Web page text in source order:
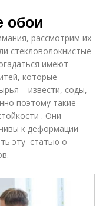
обои
рассмотрим их
стекловолокнистые
имеют
которые
– извести, соды,
поэтому такие
. Они
к деформации
эту статью о